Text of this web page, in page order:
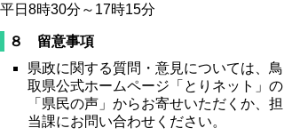
平日8時30分～17時15分
８ 留意事項
県政に関する質問・意見については、鳥
取県公式ホームページ「とりネット」の
「県民の声」からお寄せいただくか、担
当課にお問い合わせください。